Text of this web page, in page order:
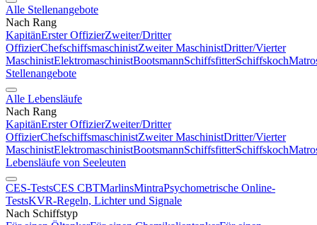
Alle Stellenangebote
Nach Rang
KapitänErster OffizierZweiter/Dritter
OffizierChefschiffsmaschinistZweiter MaschinistDritter/Vierter
MaschinistElektromaschinistBootsmannSchiffsfitterSchiffskoch
Stellenangebote
Alle Lebensläufe
Nach Rang
KapitänErster OffizierZweiter/Dritter
OffizierChefschiffsmaschinistZweiter MaschinistDritter/Vierter
MaschinistElektromaschinistBootsmannSchiffsfitterSchiffskoch
Lebensläufe von Seeleuten
CES-TestsCES CBTMarlinsMintraPsychometrische Online-
TestsKVR-Regeln, Lichter und Signale
Nach Schiffstyp